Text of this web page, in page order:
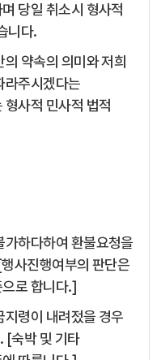
당일 취소시 형사적
니다.
약속의 의미와 저희
라주시겠다는
사적 민사적 법적
하다하여 환불요청을
사진행여부의 판단은
로 합니다.]
령이 내려젔을 경우
[숙박 및 기타